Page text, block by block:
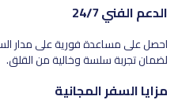
الدعم الفني 24/7
احصل على مساعدة فورية على مدار
لضمان تجربة سلسة وخالية من القلق.
مزايا السفر المجانية